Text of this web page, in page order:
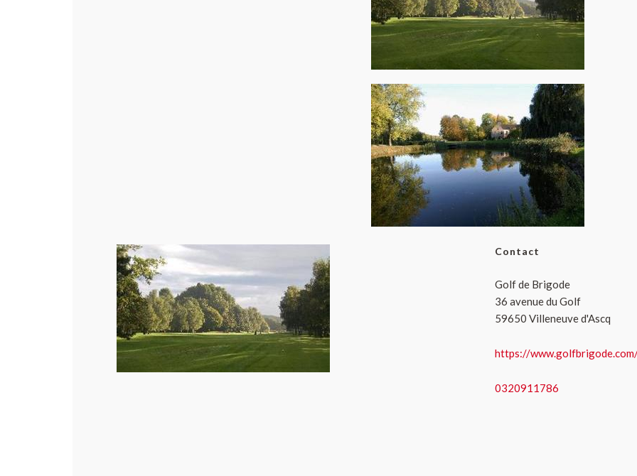
Contact
Golf de Brigode
36 avenue du Golf
59650 Villeneuve d'Ascq
https://
0320911786